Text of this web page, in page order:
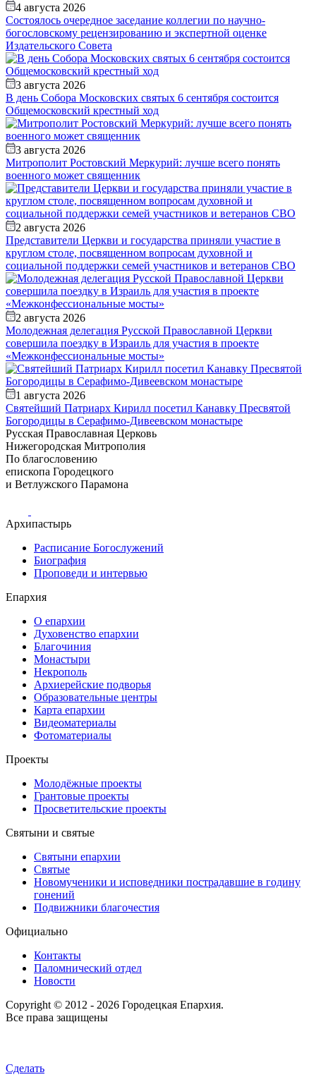
4 августа 2026
Состоялось очередное заседание коллегии по научно-
богословскому рецензированию и экспертной оценке
Издательского Совета
3 августа 2026
В день Собора Московских святых 6 сентября состоится
Общемосковский крестный ход
3 августа 2026
Митрополит Ростовский Меркурий: лучше всего понять
военного может священник
2 августа 2026
Представители Церкви и государства приняли участие в
круглом столе, посвященном вопросам духовной и
социальной поддержки семей участников и ветеранов СВО
2 августа 2026
Молодежная делегация Русской Православной Церкви
совершила поездку в Израиль для участия в проекте
«Межконфессиональные мосты»
1 августа 2026
Святейший Патриарх Кирилл посетил Канавку Пресвятой
Богородицы в Серафимо-Дивеевском монастыре
Русская Православная Церковь
Нижегородская Митрополия
По благословению
епископа Городецкого
и Ветлужского Парамона
Архипастырь
Расписание Богослужений
Биография
Проповеди и интервью
Епархия
О епархии
Духовенство епархии
Благочиния
Монастыри
Некрополь
Архиерейские подворья
Образовательные центры
Карта епархии
Видеоматериалы
Фотоматериалы
Проекты
Молодёжные проекты
Грантовые проекты
Просветительские проекты
Святыни и святые
Святыни епархии
Святые
Новомученики и исповедники пострадавшие в годину
гонений
Подвижники благочестия
Официально
Контакты
Паломнический отдел
Новости
Copyright © 2012 - 2026 Городецкая Епархия.
Все права защищены
Сделать